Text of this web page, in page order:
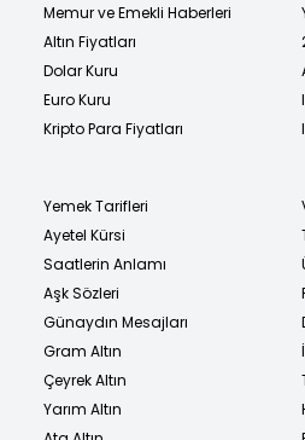
Memur ve Emekli Haberleri
Altın Fiyatları
Dolar Kuru
Euro Kuru
Kripto Para Fiyatları
Yemek Tarifleri
Ayetel Kürsi
Saatlerin Anlamı
Aşk Sözleri
Günaydın Mesajları
Gram Altın
Çeyrek Altın
Yarım Altın